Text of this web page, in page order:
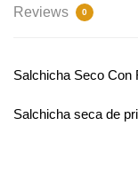
Reviews 0
Salchicha ​​Seco Con
Salchicha seca de